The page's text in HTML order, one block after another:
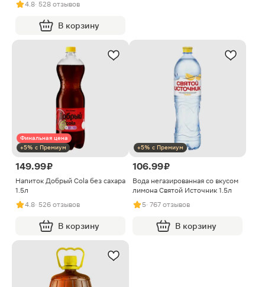
4.8· 528 отзывов
В корзину
Финальная цена
+5% с Премиум
149.99 ₽
Напиток Добрый Cola без сахара
1.5л
4.8· 526 отзывов
В корзину
+5% с Премиум
106.99 ₽
Вода негазированная со вкусом
лимона Святой Источник 1.5л
5· 767 отзывов
В корзину